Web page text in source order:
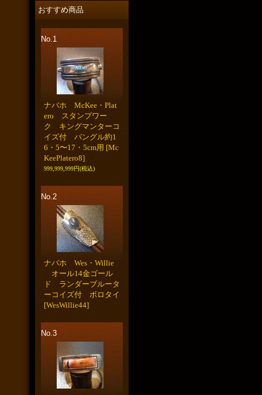
おすすめ商品
No.1
ナバホ McKee・Plat
ero スタンプワー
ク キングマンターコ
イズ付 バングル約1
6・5〜17・5cm用 [Mc
KeePlatero8]
999,999,999円(税込)
No.2
ナバホ Wes・Willie
オール14金ゴール
ド ランダーブルータ
ーコイズ付 ボロタイ
[WesWillie44]
No.3